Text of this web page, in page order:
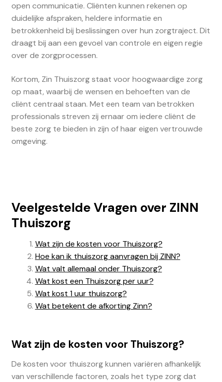
open communicatie. Cliënten kunnen rekenen op
duidelijke afspraken, heldere informatie en
betrokkenheid bij beslissingen over hun zorgtraject. Dit
draagt bij aan een gevoel van controle en eigen regie
over de zorgprocessen.
Kortom, Zin Thuiszorg staat voor hoogwaardige zorg
op maat, waarbij de wensen en behoeften van de
cliënt centraal staan. Met een team van betrokken
professionals streven zij ernaar om iedere cliënt de
beste zorg te bieden in zijn of haar eigen vertrouwde
omgeving.
Veelgestelde Vragen over ZINN
Thuiszorg
Wat zijn de kosten voor Thuiszorg?
Hoe kan ik thuiszorg aanvragen bij ZINN?
Wat valt allemaal onder Thuiszorg?
Wat kost een Thuiszorg per uur?
Wat kost 1 uur thuiszorg?
Wat betekent de afkorting Zinn?
Wat zijn de kosten voor Thuiszorg?
De kosten voor thuiszorg kunnen variëren afhankelijk
van verschillende factoren, zoals het type zorg dat